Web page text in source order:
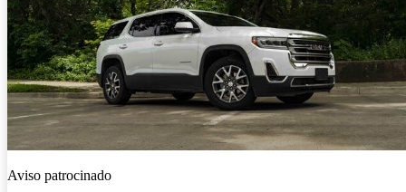
Aviso patrocinado